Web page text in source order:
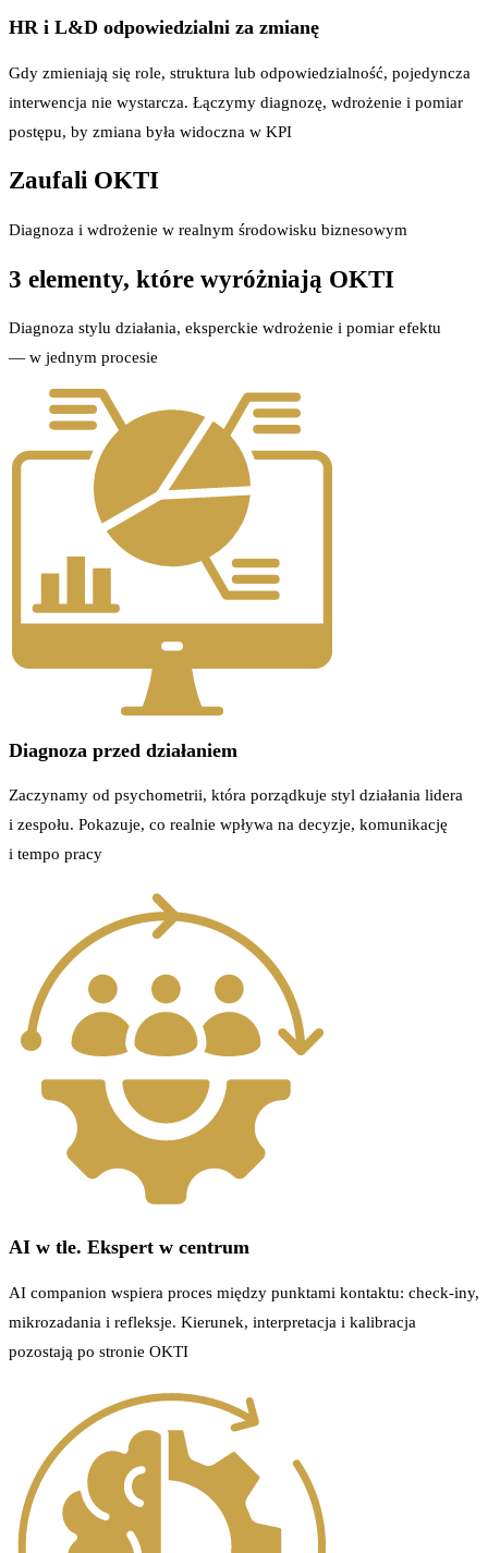
HR i L&D odpowiedzialni za zmianę
Gdy zmieniają się role, struktura lub odpowiedzialność, pojedyncza
interwencja nie wystarcza. Łączymy diagnozę, wdrożenie i pomiar
postępu, by zmiana była widoczna w KPI
Zaufali OKTI
Diagnoza i wdrożenie w realnym środowisku biznesowym
3 elementy, które wyróżniają OKTI
Diagnoza stylu działania, eksperckie wdrożenie i pomiar efektu
— w jednym procesie
Diagnoza przed działaniem
Zaczynamy od psychometrii, która porządkuje styl działania lidera
i zespołu. Pokazuje, co realnie wpływa na decyzje, komunikację
i tempo pracy
AI w tle. Ekspert w centrum
AI companion wspiera proces między punktami kontaktu: check-iny,
mikrozadania i refleksje. Kierunek, interpretacja i kalibracja
pozostają po stronie OKTI